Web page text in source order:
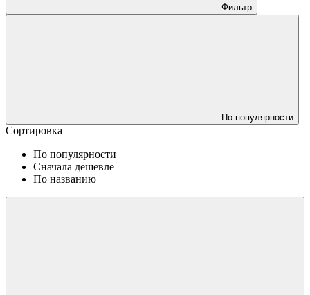
Фильтр
По популярности
Сортировка
По популярности
Сначала дешевле
По названию